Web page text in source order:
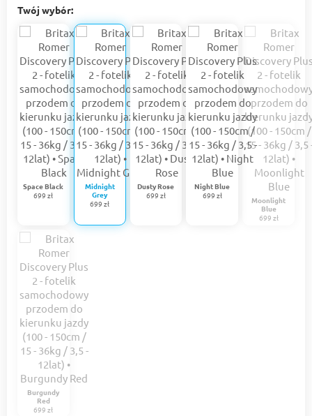
Twój wybór:
Space Black
699 zł
Midnight
Grey
699 zł
Moonlight
Blue
699 zł
Burgundy
Red
699 zł
Dusty Rose
699 zł
Night Blue
699 zł